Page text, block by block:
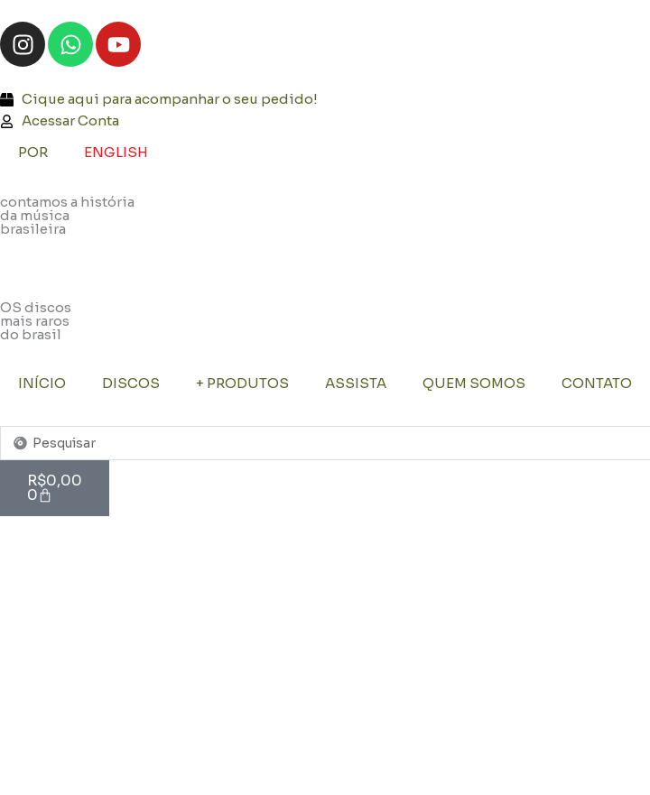
para
o
I
n
t
a
g
m
W
h
t
s
p
Y
o
t
u
b
Cique aqui para acompanhar o seu pedido!
Acessar Conta
POR
ENGLISH
contamos a história
da música
brasileira
OS discos
mais raros
do brasil
INÍCIO DISCOS + PRODUTOS ASSISTA QUEM SOMOS CONTATO
Pesquisar
...
R$0,00
0
Cart